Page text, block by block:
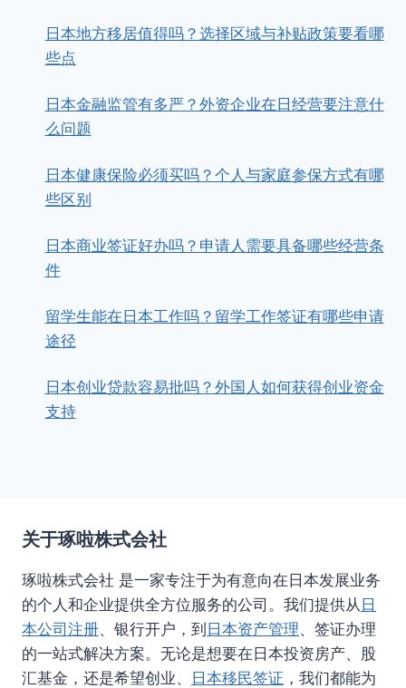
日本地方移居值得吗？选择区域与补贴政策要看哪
些点
日本金融监管有多严？外资企业在日经营要注意什
么问题
日本健康保险必须买吗？个人与家庭参保方式有哪
些区别
日本商业签证好办吗？申请人需要具备哪些经营条
件
留学生能在日本工作吗？留学工作签证有哪些申请
途径
日本创业贷款容易批吗？外国人如何获得创业资金
支持
关于琢啦株式会社
琢啦株式会社 是一家专注于为有意向在日本发展业务
的个人和企业提供全方位服务的公司。我们提供从 日
本公司注册、银行开户，到日本资产管理、签证办理
的一站式解决方案。无论是想要在日本投资房产、股
汇基金，还是希望创业、 日本移民签证 ，我们都能为